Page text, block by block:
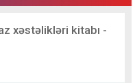
xəstəlikləri kitabı -